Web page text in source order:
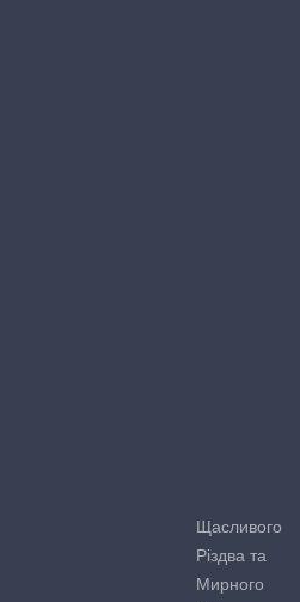
Щасливого
Різдва та
Мирного